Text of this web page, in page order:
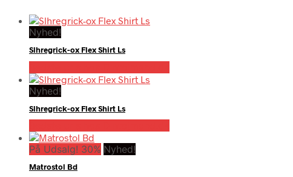
Nyhed!
Slhregrick-ox Flex Shirt Ls
Nyhed!
Slhregrick-ox Flex Shirt Ls
På Udsalg! 30% Nyhed!
Matrostol Bd